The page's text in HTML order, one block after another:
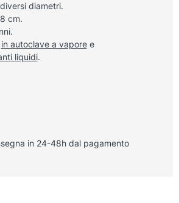
diametri.
cm.
in autoclave a vaporee
liquidi.
in 24-48h dal pagamento